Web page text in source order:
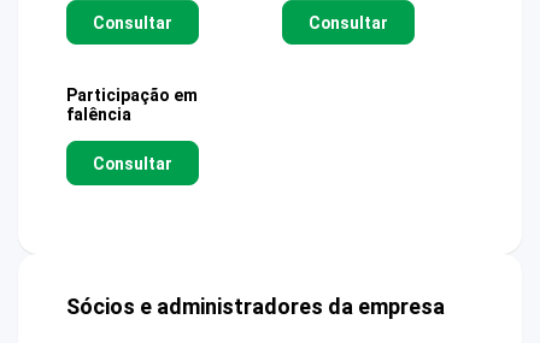
Consultar Consultar
Participação em
falência
Consultar
Sócios e administradores da empresa